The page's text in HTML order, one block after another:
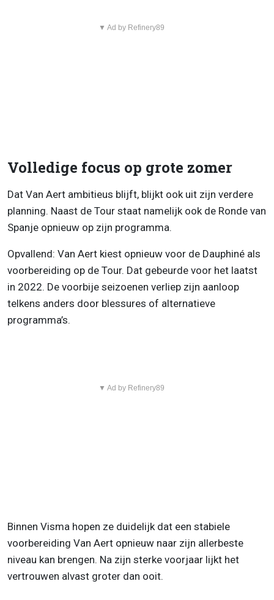
▼ Ad by Refinery89
Volledige focus op grote zomer
Dat Van Aert ambitieus blijft, blijkt ook uit zijn verdere
planning. Naast de Tour staat namelijk ook de Ronde van
Spanje opnieuw op zijn programma.
Opvallend: Van Aert kiest opnieuw voor de Dauphiné als
voorbereiding op de Tour. Dat gebeurde voor het laatst
in 2022. De voorbije seizoenen verliep zijn aanloop
telkens anders door blessures of alternatieve
programma’s.
▼ Ad by Refinery89
Binnen Visma hopen ze duidelijk dat een stabiele
voorbereiding Van Aert opnieuw naar zijn allerbeste
niveau kan brengen. Na zijn sterke voorjaar lijkt het
vertrouwen alvast groter dan ooit.